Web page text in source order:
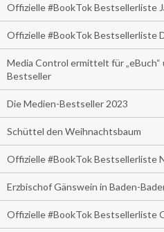
Offizielle #BookTok Bestsellerliste
Offizielle #BookTok Bestsellerliste
Media Control ermittelt für „eBuch“
Bestseller
Die Medien-Bestseller 2023
Schüttel den Weihnachtsbaum
Offizielle #BookTok Bestsellerliste
Erzbischof Gänswein in Baden-
Offizielle #BookTok Bestsellerliste